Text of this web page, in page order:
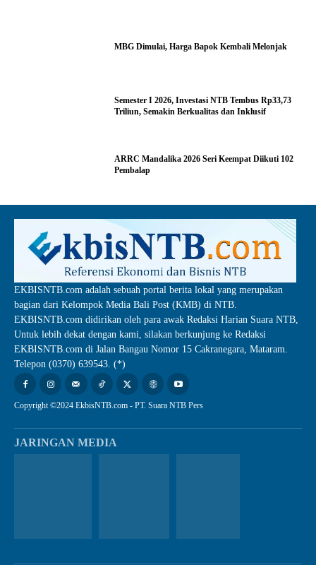
MBG Dimulai, Harga Bapok Kembali Melonjak
Semester I 2026, Investasi NTB Tembus Rp33,73
Triliun, Semakin Berkualitas dan Inklusif
ARRC Mandalika 2026 Seri Keempat Diikuti 102
Pembalap
EKBISNTB.com adalah sebuah portal berita lokal yang merupakan
bagian dari Kelompok Media Bali Post (KMB) di NTB.
EKBISNTB.com didirikan oleh para awak Redaksi Harian Suara NTB,
Untuk lebih dekat dengan kami, silakan berkunjung ke Redaksi
EKBISNTB.com di Jalan Bangau Nomor 15 Cakranegara, Mataram.
Telepon (0370) 639543. (*)
Copyright ©2024 EkbisNTB.com - PT. Suara NTB Pers
JARINGAN MEDIA